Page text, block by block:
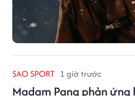
SAO SPORT 1 giờ trước
Madam Pang phản ứng